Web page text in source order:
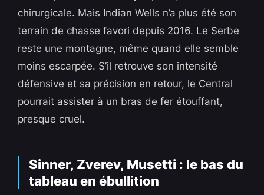
chirurgicale. Mais Indian Wells n’a plus été son
terrain de chasse favori depuis 2016. Le Serbe
reste une montagne, même quand elle semble
moins escarpée. S’il retrouve son intensité
défensive et sa précision en retour, le Central
pourrait assister à un bras de fer étouffant,
presque cruel.
Sinner, Zverev, Musetti : le bas du
tableau en ébullition